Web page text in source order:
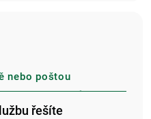
nebo poštou
řešíte